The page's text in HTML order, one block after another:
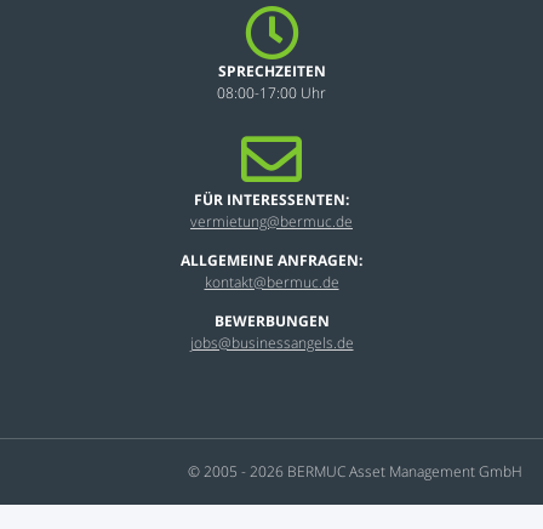
SPRECHZEITEN
08:00-17:00 Uhr
FÜR INTERESSENTEN:
vermietung@bermuc.de
ALLGEMEINE ANFRAGEN:
kontakt@bermuc.de
BEWERBUNGEN
jobs@businessangels.de
© 2005 - 2026 BERMUC Asset Management GmbH